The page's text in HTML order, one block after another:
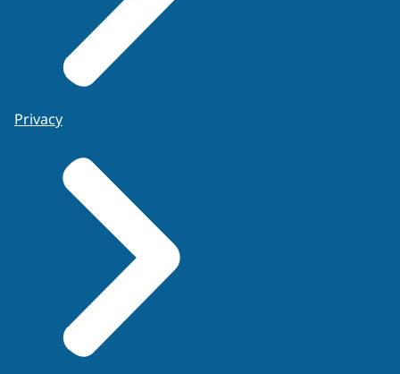
Privacy